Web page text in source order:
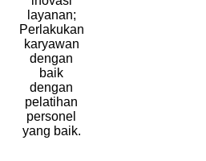
layanan;
Perlakukan
karyawan
dengan
baik
dengan
pelatihan
personel
yang baik.